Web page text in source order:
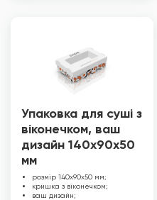
Упаковка для суші з
віконечком, ваш
дизайн 140х90х50
мм
розмір 140х90х50 мм;
кришка з віконечком;
ваш дизайн;